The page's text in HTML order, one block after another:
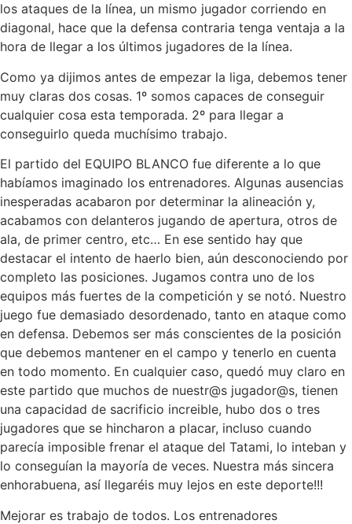
los ataques de la línea, un mismo jugador corriendo en
diagonal, hace que la defensa contraria tenga ventaja a la
hora de llegar a los últimos jugadores de la línea.
Como ya dijimos antes de empezar la liga, debemos tener
muy claras dos cosas. 1º somos capaces de conseguir
cualquier cosa esta temporada. 2º para llegar a
conseguirlo queda muchísimo trabajo.
El partido del EQUIPO BLANCO fue diferente a lo que
habíamos imaginado los entrenadores. Algunas ausencias
inesperadas acabaron por determinar la alineación y,
acabamos con delanteros jugando de apertura, otros de
ala, de primer centro, etc… En ese sentido hay que
destacar el intento de haerlo bien, aún desconociendo por
completo las posiciones. Jugamos contra uno de los
equipos más fuertes de la competición y se notó. Nuestro
juego fue demasiado desordenado, tanto en ataque como
en defensa. Debemos ser más conscientes de la posición
que debemos mantener en el campo y tenerlo en cuenta
en todo momento. En cualquier caso, quedó muy claro en
este partido que muchos de nuestr@s jugador@s, tienen
una capacidad de sacrificio increible, hubo dos o tres
jugadores que se hincharon a placar, incluso cuando
parecía imposible frenar el ataque del Tatami, lo inteban y
lo conseguían la mayoría de veces. Nuestra más sincera
enhorabuena, así llegaréis muy lejos en este deporte!!!
Mejorar es trabajo de todos. Los entrenadores